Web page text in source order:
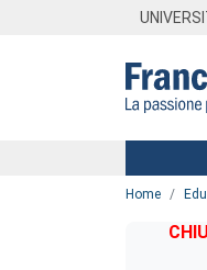
Menu
Home